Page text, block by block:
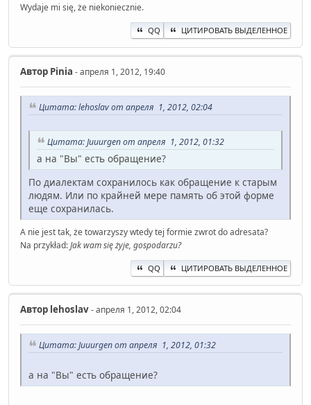
Wydaje mi się, że niekoniecznie.
QQ ЦИТИРОВАТЬ ВЫДЕЛЕННОЕ
Автор Pinia - апреля 1, 2012, 19:40
Цитата: lehoslav от апреля 1, 2012, 02:04
Цитата: Juuurgen от апреля 1, 2012, 01:32
а на "Вы" есть обращение?
По диалектам сохранилось как обращение к старым
людям. Или по крайней мере память об этой форме
еще сохранилась.
A nie jest tak, że towarzyszy wtedy tej formie zwrot do adresata?
Na przykład:Jak wam się żyje, gospodarzu?
QQ ЦИТИРОВАТЬ ВЫДЕЛЕННОЕ
Автор lehoslav- апреля 1, 2012, 02:04
Цитата: Juuurgen от апреля 1, 2012, 01:32
а на "Вы" есть обращение?